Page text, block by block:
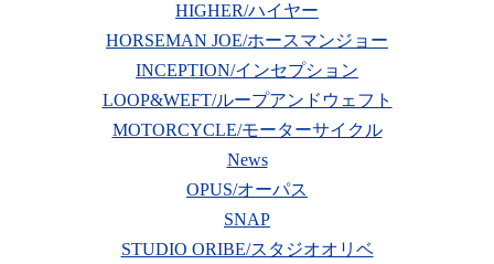
HIGHER/ハイヤー
HORSEMAN JOE/ホースマンジョー
INCEPTION/インセプション
LOOP&WEFT/ループアンドウェフト
MOTORCYCLE/モーターサイクル
News
OPUS/オーパス
SNAP
STUDIO ORIBE/スタジオオリベ